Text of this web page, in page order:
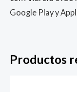
Google Play y
Productos